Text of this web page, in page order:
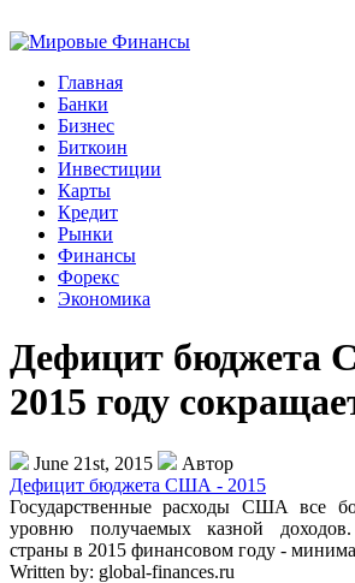
Главная
Банки
Бизнес
Биткоин
Инвестиции
Карты
Кредит
Рынки
Финансы
Форекс
Экономика
Дефицит бюджета
2015 году
June 21st, 2015
Автор
Дефицит бюджета США - 2015
Государственные расходы США все
уровню получаемых казной
страны в 2015 финансовом году -
Written by: global-finances.ru